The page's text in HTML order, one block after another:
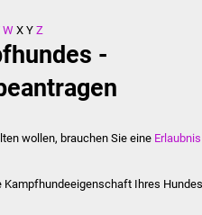
W X Y Z
-
wollen, brauchen Sie eine Erlaubnis
Kampfhundeeigenschaft Ihres Hundes